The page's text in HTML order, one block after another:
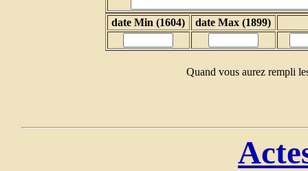
date Min (1604) date Max (1899)
Quand vous aurez rempli